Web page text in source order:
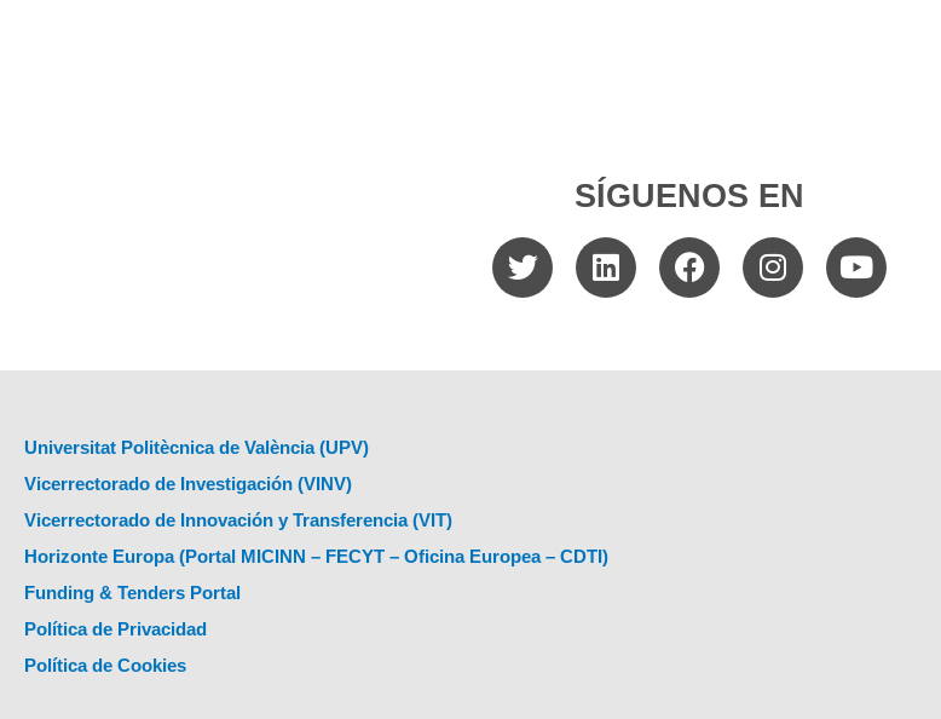
SÍGUENOS EN
Universitat Politècnica de València (UPV)
Vicerrectorado de Investigación (VINV)
Vicerrectorado de Innovación y Transferencia (VIT)
Horizonte Europa (Portal MICINN – FECYT – Oficina Europea – CDTI)
Funding & Tenders Portal
Política de Privacidad
Política de Cookies